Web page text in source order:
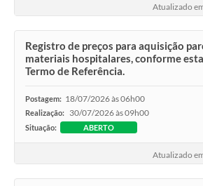
Atualizado
Registro de preços para aquisição
materiais hospitalares, conforme
Termo de Referência.
Postagem: 18/07/2026 às 06h00
Realização: 30/07/2026 às 09h00
Situação: ABERTO
Atualizado